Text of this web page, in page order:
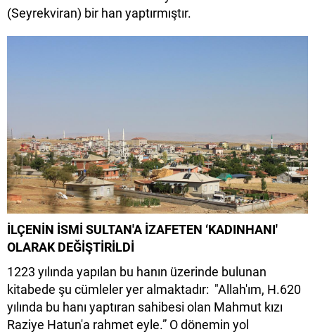
(Seyrekviran) bir han yaptırmıştır.
İLÇENİN İSMİ SULTAN'A İZAFETEN ‘KADINHANI'
OLARAK DEĞİŞTİRİLDİ
1223 yılında yapılan bu hanın üzerinde bulunan
kitabede şu cümleler yer almaktadır: "Allah'ım, H.620
yılında bu hanı yaptıran sahibesi olan Mahmut kızı
Raziye Hatun'a rahmet eyle.” O dönemin yol